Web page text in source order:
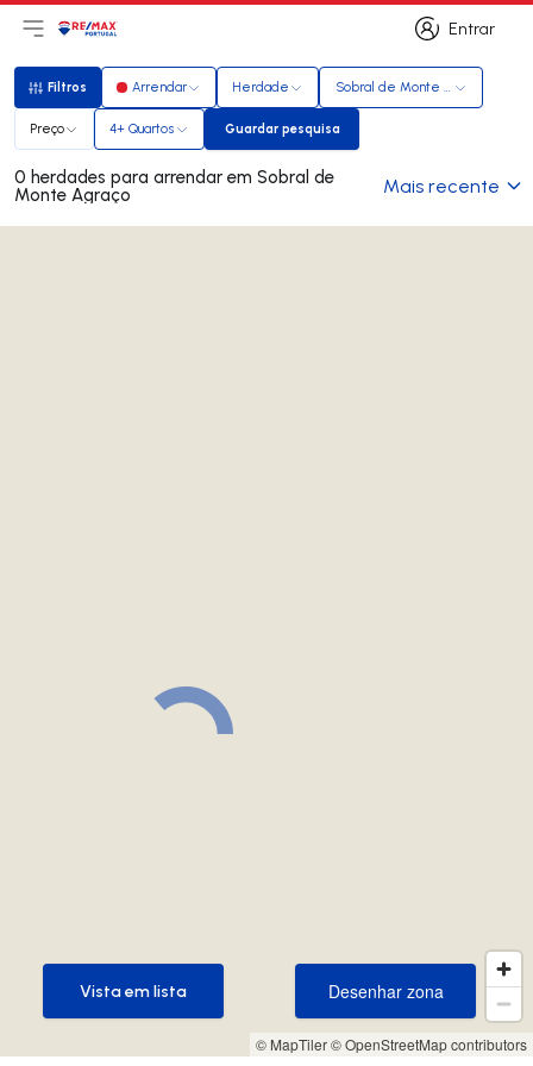
Entrar
Entrar
Abri menu principal
LogoIr para página inicial
Filtros
Filtros Arrendar Herdade Sobral de Monte Agraço
Preço 4+ Quartos Guardar pesquisa
Guardar pesquisa
0 herdades para arrendar em Sobral de
Monte Agraço Mais recente
© MapTiler© OpenStreetMap contributors
Desenhar zona
Desenhar zona
Vista em lista
Vista em lista